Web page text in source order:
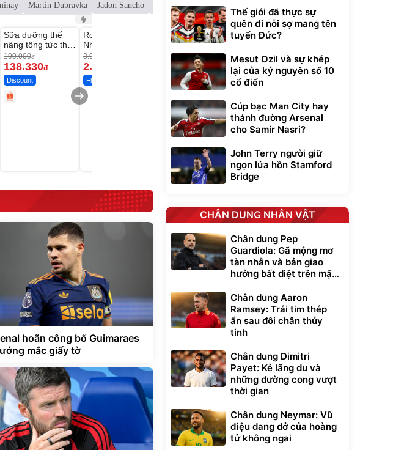
Martin Dubravka Jadon Sancho Marcus Rashford
-27%
Sữa dưỡng thể
nâng tông tức thì
Vaseline Body
190.000đ
138.330đ
Discount
Robot Hút Bụi Lau
Nhà - D2-001 -
Thông Minh
3.000.000
2.200.000
Flash Sale
Unmute
Vali Bamozo
Khung Nhôm
9066 Size
20/24/28 Cao Cấp
1.000.000đ
825.000đ
Flash Sale
Lót ghế ôtô, nâng
lưng chống nóng
giúp thoải mái
Đã bán nhiều
hoãn công bố Guimaraes
mắc giấy tờ
Thế giới đã thực sự
quên đi nỗi sợ mang tên
tuyển Đức?
Mesut Ozil và sự khép
lại của kỷ nguyên số 10
cổ điển
Cúp bạc Man City hay
thánh đường Arsenal
cho Samir Nasri?
John Terry người giữ
ngọn lửa hồn Stamford
Bridge
CHÂN DUNG NHÂN VẬT
Chân dung Pep
Guardiola: Gã mộng mơ
tàn nhẫn và bản giao
hưởng bất diệt trên mặt
Chân dung Aaron
Ramsey: Trái tim thép
ẩn sau đôi chân thủy
tinh
Chân dung Dimitri
Payet: Kẻ lãng du và
những đường cong vượt
thời gian
Chân dung Neymar: Vũ
điệu dang dở của hoàng
tử không ngai